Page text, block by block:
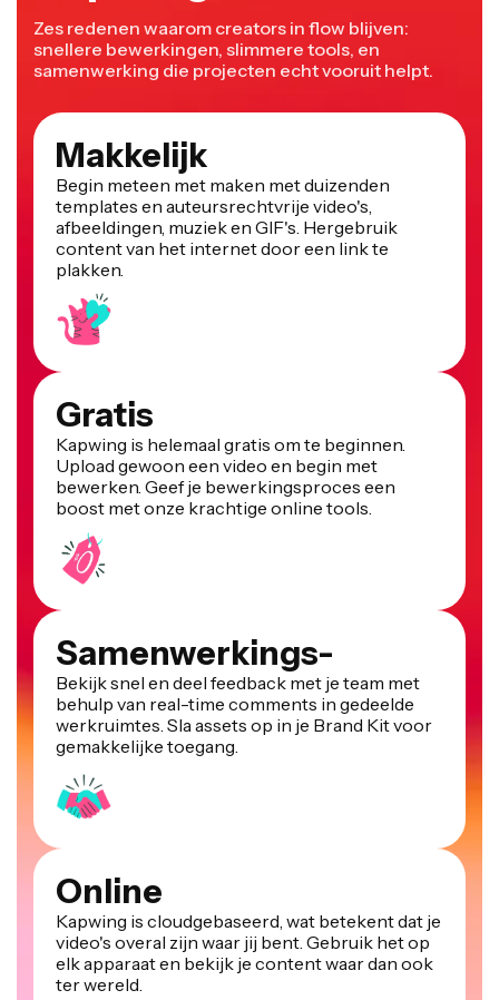
Zes redenen waarom creators in flow blijven:
snellere bewerkingen, slimmere tools, en
samenwerking die projecten echt vooruit helpt.
Makkelijk
Begin meteen met maken met duizenden
templates en auteursrechtvrije video's,
afbeeldingen, muziek en GIF's. Hergebruik
content van het internet door een link te
plakken.
Gratis
Kapwing is helemaal gratis om te beginnen.
Upload gewoon een video en begin met
bewerken. Geef je bewerkingsproces een
boost met onze krachtige online tools.
Samenwerkings-
Bekijk snel en deel feedback met je team met
behulp van real-time comments in gedeelde
werkruimtes. Sla assets op in je Brand Kit voor
gemakkelijke toegang.
Online
Kapwing is cloudgebaseerd, wat betekent dat je
video's overal zijn waar jij bent. Gebruik het op
elk apparaat en bekijk je content waar dan ook
ter wereld.